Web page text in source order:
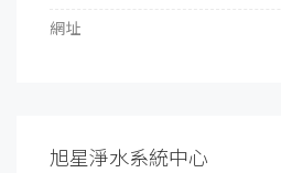
網址
旭星淨水系統中心